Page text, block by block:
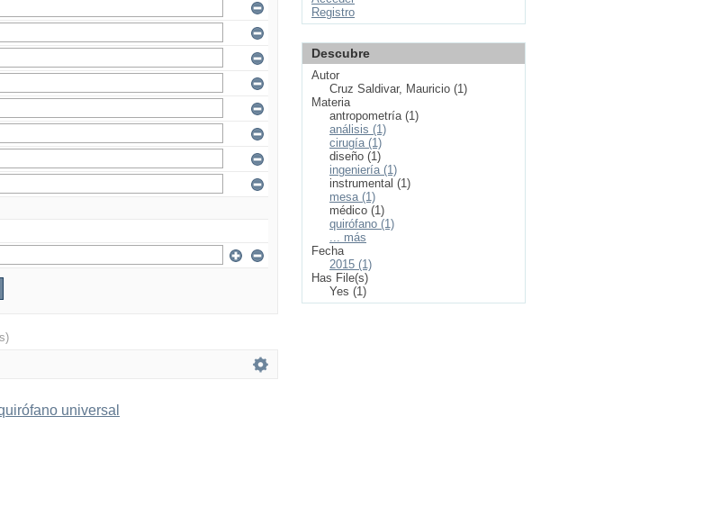
universal
Registro
Descubre
Autor
Cruz Saldivar, Mauricio (1)
Materia
antropometría (1)
análisis (1)
cirugía (1)
diseño (1)
ingeniería (1)
instrumental (1)
mesa (1)
médico (1)
quirófano (1)
... más
Fecha
2015 (1)
Has File(s)
Yes (1)